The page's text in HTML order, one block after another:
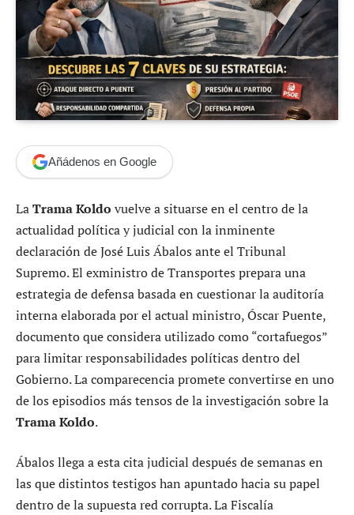
Añádenos en Google
LaTrama Koldo vuelve a situarse en el centro de la
actualidad política y judicial con la inminente
declaración de José Luis Ábalos ante el Tribunal
Supremo. El exministro de Transportes prepara una
estrategia de defensa basada en cuestionar la auditoría
interna elaborada por el actual ministro, Óscar Puente,
documento que considera utilizado como “cortafuegos”
para limitar responsabilidades políticas dentro del
Gobierno. La comparecencia promete convertirse en uno
de los episodios más tensos de la investigación sobre la
Trama Koldo.
Ábalos llega a esta cita judicial después de semanas en
las que distintos testigos han apuntado hacia su papel
dentro de la supuesta red corrupta. La Fiscalía